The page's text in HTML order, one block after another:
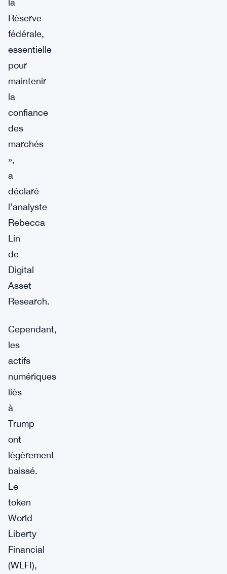
la
Réserve
fédérale,
essentielle
pour
maintenir
la
confiance
des
marchés
»,
a
déclaré
l’analyste
Rebecca
Lin
de
Digital
Asset
Research.
Cependant,
les
actifs
numériques
liés
à
Trump
ont
légèrement
baissé.
Le
token
World
Liberty
Financial
(WLFI),